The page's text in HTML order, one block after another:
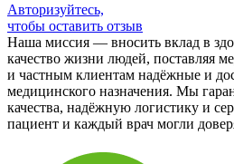
Авторизуйтесь,
чтобы оставить отзыв
Наша миссия — вносить вклад в
качество жизни людей, поставляя
и частным клиентам надёжные и
медицинского назначения. Мы
качества, надёжную логистику и
пациент и каждый врач могли